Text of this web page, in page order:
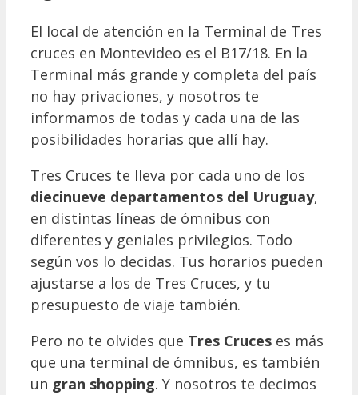
El local de atención en la Terminal de Tres
cruces en Montevideo es el B17/18. En la
Terminal más grande y completa del país
no hay privaciones, y nosotros te
informamos de todas y cada una de las
posibilidades horarias que allí hay.
Tres Cruces te lleva por cada uno de los
diecinueve departamentos del Uruguay,
en distintas líneas de ómnibus con
diferentes y geniales privilegios. Todo
según vos lo decidas. Tus horarios pueden
ajustarse a los de Tres Cruces, y tu
presupuesto de viaje también.
Pero no te olvides que Tres Cruces es más
que una terminal de ómnibus, es también
un gran shopping. Y nosotros te decimos